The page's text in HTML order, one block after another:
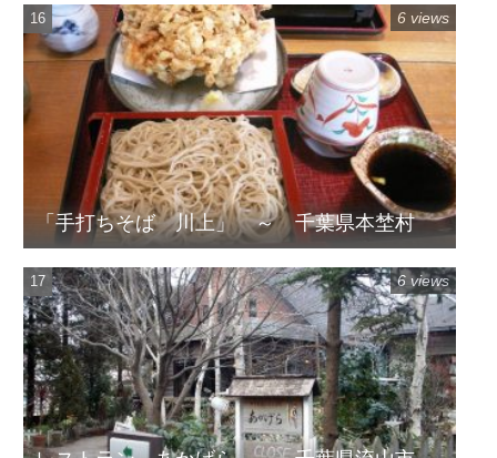
「手打ちそば 川上」 ～ 千葉県本埜村
6 views
6 views